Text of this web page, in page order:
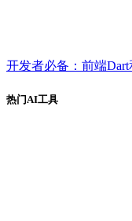
开发者必备：前端
热门AI工具